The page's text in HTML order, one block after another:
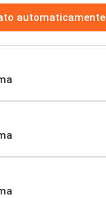
automaticamente